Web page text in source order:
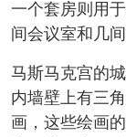
一个套房则用
间会议室和几
马斯马克宫的
内墙壁上有三
画，这些绘画